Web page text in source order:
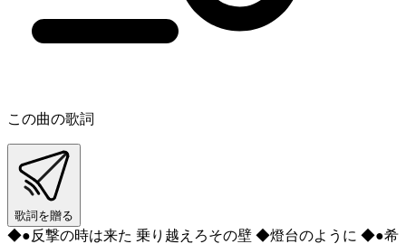
この曲の歌詞
歌詞を贈る
◆●反撃の時は来た 乗り越えろその壁 ◆燈台のように ◆●希